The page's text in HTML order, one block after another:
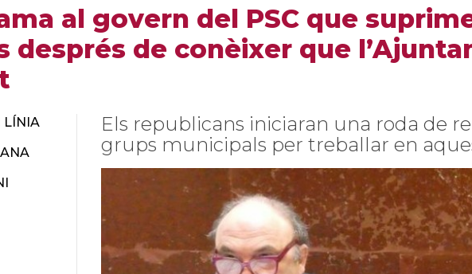
al govern del PSC que
després de conèixer que
LÍNIA
Els republicans iniciaran una roda de
grups municipals per treballar en